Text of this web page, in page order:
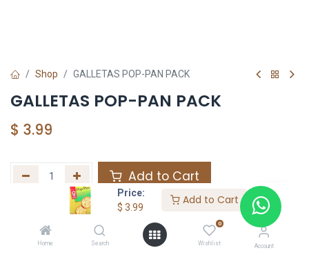
Price:
$ 3.99
Add to Cart
Home Search
0
Wishlist Account
Shop GALLETAS POP-PAN PACK
GALLETAS POP-PAN PACK
$ 3.99
Add to Cart
Agregar a la lista de deseos
Share :